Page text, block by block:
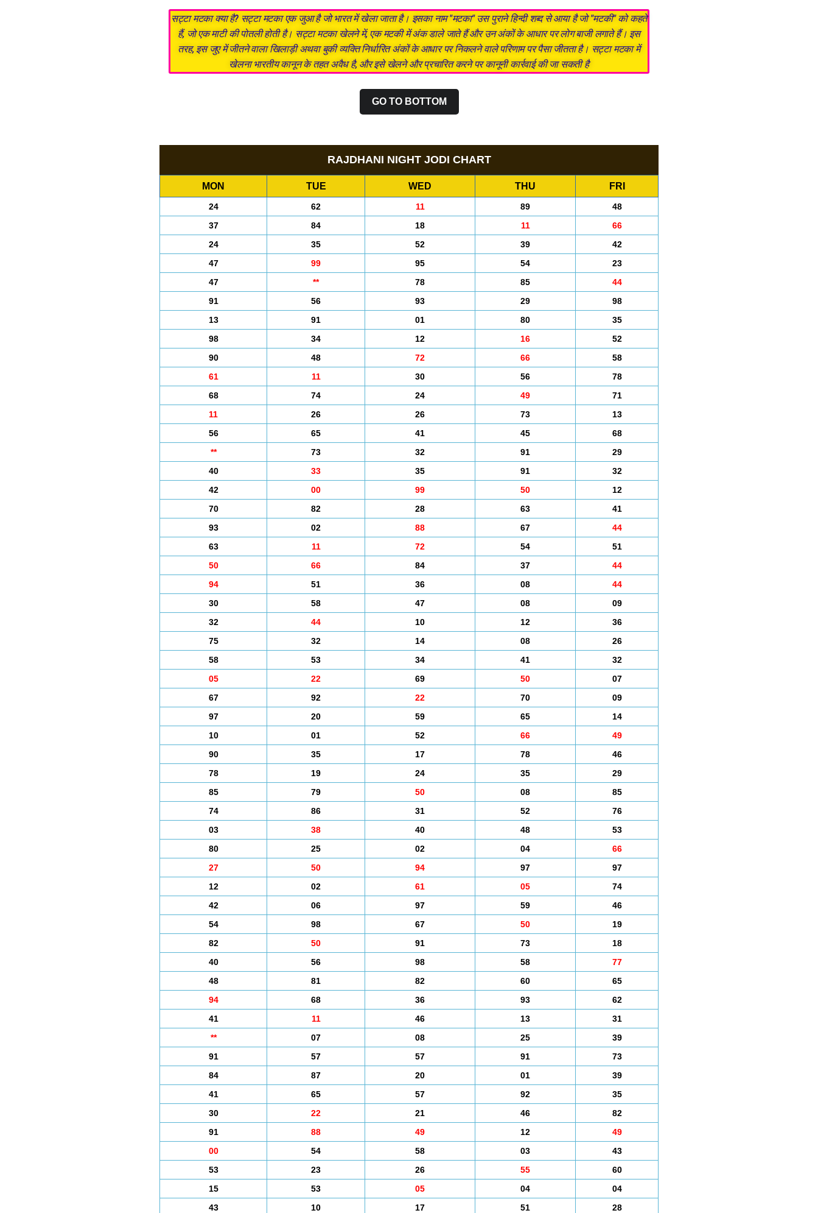
सट्टा मटका क्या है? सट्टा मटका एक जुआ है जो भारत में खेला जाता है। इसका नाम "मटका" उस पुराने हिन्दी शब्द से आया है जो "मटकी" को कहते
हैं, जो एक माटी की पोतली होती है। सट्टा मटका खेलने में, एक मटकी में अंक डाले जाते हैं और उन अंकों के आधार पर लोग बाजी लगाते हैं। इस
तरह, इस जुए में जीतने वाला खिलाड़ी अथवा बुकी व्यक्ति निर्धारित अंकों के आधार पर निकलने वाले परिणाम पर पैसा जीतता है। सट्टा मटका में
खेलना भारतीय कानून के तहत अवैध है, और इसे खेलने और प्रचारित करने पर कानूनी कार्रवाई की जा सकती है
GO TO BOTTOM
RAJDHANI NIGHT JODI CHART
MON TUE WED THU FRI
24 62 11 89
48
37
84 18 11
66
24
35 52 39
42
47
99 95 54
23
47
** 78 85
44
91
56 93 29
98
13
91 01 80
35
98
34 12 16
52
90
48 72 66
58
61
11 30 56
78
68
74 24 49
71
11
26 26 73
13
56
65 41 45
68
**
73 32 91
29
40
33 35 91
32
42
00 99 50
12
70
82 28 63
41
93
02 88 67
44
63
11 72 54
51
50
66 84 37
44
94
51 36 08
44
30
58 47 08
09
32
44 10 12
36
75
32 14 08
26
58
53 34 41
32
05
22 69 50
07
67
92 22 70
09
97
20 59 65
14
10
01 52 66
49
90
35 17 78
46
78
19 24 35
29
85
79 50 08
85
74
86 31 52
76
03
38 40 48
53
80
25 02 04
66
27
50 94 97
97
12
02 61 05
74
42
06 97 59
46
54
98 67 50
19
82
50 91 73
18
40
56 98 58
77
48
81 82 60
65
94
68 36 93
62
41
11 46 13
31
**
07 08 25
39
91
57 57 91
73
84
87 20 01
39
41
65 57 92
35
30
22 21 46
82
91
88 49 12
49
00
54 58 03
43
53
23 26 55
60
15
53 05 04
04
43
10 17 51
28